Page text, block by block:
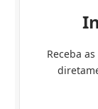
Receba